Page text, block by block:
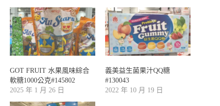
GOT FRUIT 水果風味綜合
軟糖1000公克#145802
2025 年 1 月 26 日
義美益生菌果汁QQ糖
#130043
2022 年 10 月 19 日